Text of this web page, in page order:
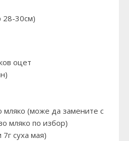
28-30см)
оцет
мляко (може да замените с
мляко по избор)
суха мая)